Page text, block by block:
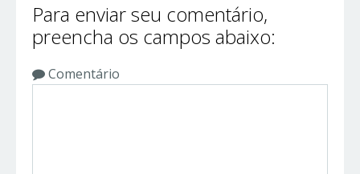
Para enviar seu comentário,
preencha os campos abaixo:
Comentário